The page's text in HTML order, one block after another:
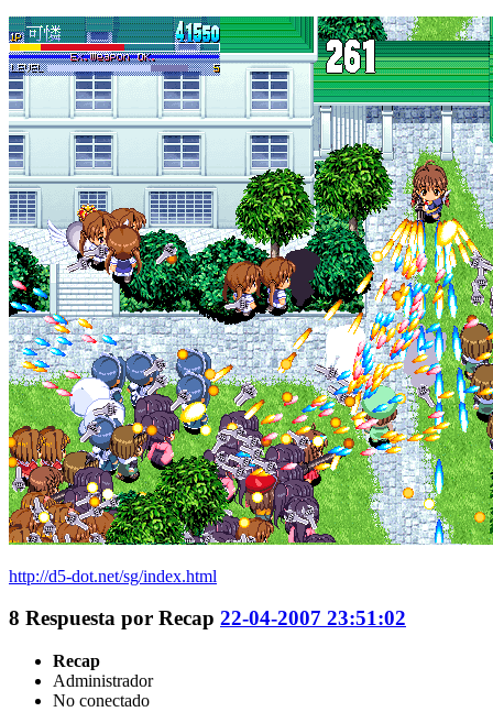
http://d5-dot.net/sg/index.html
8 Respuesta por Recap 22-04-2007 23:51:02
Recap
Administrador
No conectado